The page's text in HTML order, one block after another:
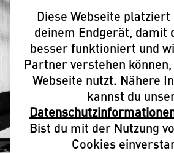
Diese Webseite
deinem Endgerät, damit
besser funktioniert und
Partner verstehen
Webseite nutzt. Nähere
kannst du
Bist du mit der Nutzung
Cookies